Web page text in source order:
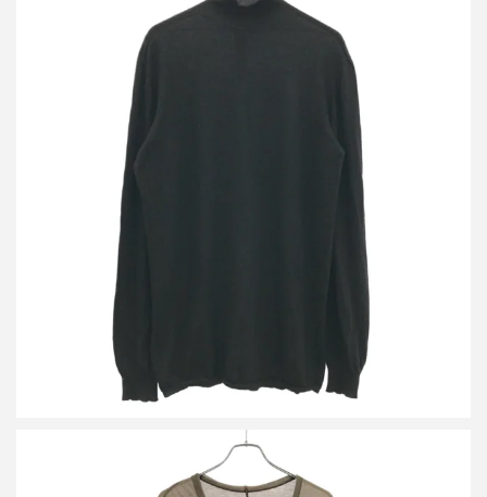
リックオウエンス 17SS カシミヤモックネックニットセーター